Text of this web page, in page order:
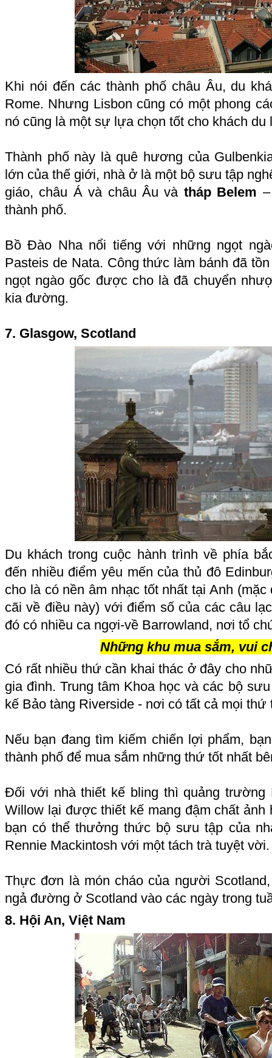
Khi nói đến các thành phố châu Âu, du
Rome. Nhưng Lisbon cũng có một phong
nó cũng là một sự lựa chọn tốt cho khách du
Thành phố này là quê hương của
lớn của thế giới, nhà ở là một bộ sưu tập
giáo, châu Á và châu Âu và tháp Belem
thành phố.
Bồ Đào Nha nổi tiếng với những ngọt
Pasteis de Nata. Công thức làm bánh đã
ngọt ngào gốc được cho là đã chuyển
kia đường.
7. Glasgow, Scotland
Du khách trong cuộc hành trình về phía
đến nhiều điểm yêu mến của thủ đô
cho là có nền âm nhạc tốt nhất tại Anh
cãi về điều này) với điểm số của các câu
đó có nhiều ca ngợi-về Barrowland, nơi tổ
Những khu mua sắm, vui
Có rất nhiều thứ cần khai thác ở đây cho
gia đình. Trung tâm Khoa học và các bộ
kế Bảo tàng Riverside - nơi có tất cả mọi
Nếu bạn đang tìm kiếm chiến lợi phẩm,
thành phố để mua sắm những thứ tốt nhất
Đối với nhà thiết kế bling thì quảng trường
Willow lại được thiết kế mang đậm chất
bạn có thể thưởng thức bộ sưu tập của
Rennie Mackintosh với một tách trà tuyệt vời.
Thực đơn là món cháo của người
ngả đường ở Scotland vào các ngày trong
8. Hội An, Việt Nam